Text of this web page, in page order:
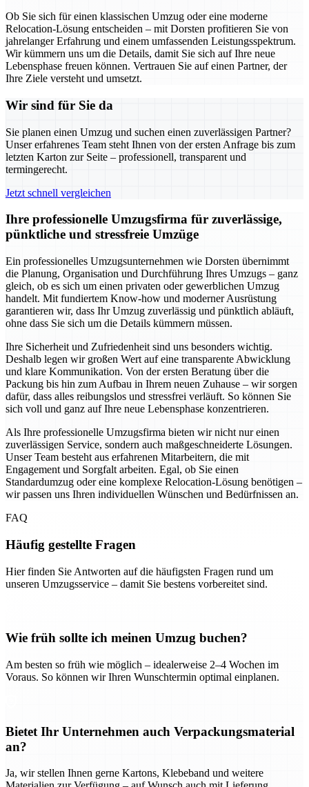
Ob Sie sich für einen klassischen Umzug oder eine moderne
Relocation-Lösung entscheiden – mit Dorsten profitieren Sie von
jahrelanger Erfahrung und einem umfassenden Leistungsspektrum.
Wir kümmern uns um die Details, damit Sie sich auf Ihre neue
Lebensphase freuen können. Vertrauen Sie auf einen Partner, der
Ihre Ziele versteht und umsetzt.
Wir sind für Sie da
Sie planen einen Umzug und suchen einen zuverlässigen Partner?
Unser erfahrenes Team steht Ihnen von der ersten Anfrage bis zum
letzten Karton zur Seite – professionell, transparent und
termingerecht.
Jetzt schnell vergleichen
Ihre professionelle Umzugsfirma für zuverlässige,
pünktliche und stressfreie Umzüge
Ein professionelles Umzugsunternehmen wie Dorsten übernimmt
die Planung, Organisation und Durchführung Ihres Umzugs – ganz
gleich, ob es sich um einen privaten oder gewerblichen Umzug
handelt. Mit fundiertem Know-how und moderner Ausrüstung
garantieren wir, dass Ihr Umzug zuverlässig und pünktlich abläuft,
ohne dass Sie sich um die Details kümmern müssen.
Ihre Sicherheit und Zufriedenheit sind uns besonders wichtig.
Deshalb legen wir großen Wert auf eine transparente Abwicklung
und klare Kommunikation. Von der ersten Beratung über die
Packung bis hin zum Aufbau in Ihrem neuen Zuhause – wir sorgen
dafür, dass alles reibungslos und stressfrei verläuft. So können Sie
sich voll und ganz auf Ihre neue Lebensphase konzentrieren.
Als Ihre professionelle Umzugsfirma bieten wir nicht nur einen
zuverlässigen Service, sondern auch maßgeschneiderte Lösungen.
Unser Team besteht aus erfahrenen Mitarbeitern, die mit
Engagement und Sorgfalt arbeiten. Egal, ob Sie einen
Standardumzug oder eine komplexe Relocation-Lösung benötigen –
wir passen uns Ihren individuellen Wünschen und Bedürfnissen an.
FAQ
Häufig gestellte Fragen
Hier finden Sie Antworten auf die häufigsten Fragen rund um
unseren Umzugsservice – damit Sie bestens vorbereitet sind.
Wie früh sollte ich meinen Umzug buchen?
Am besten so früh wie möglich – idealerweise 2–4 Wochen im
Voraus. So können wir Ihren Wunschtermin optimal einplanen.
Bietet Ihr Unternehmen auch Verpackungsmaterial
an?
Ja, wir stellen Ihnen gerne Kartons, Klebeband und weitere